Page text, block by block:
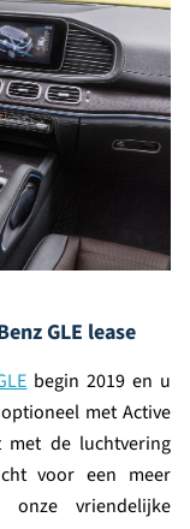
GLE lease
begin 2019 en u
met Active
met de luchtvering
voor een meer
vriendelijke